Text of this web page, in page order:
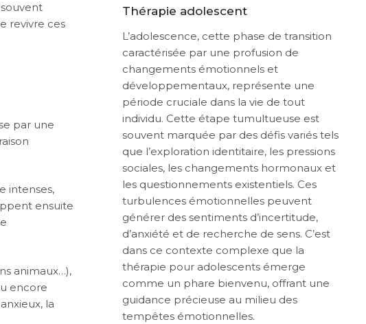
revivre ces
par une
intenses,
ensuite
animaux…),
encore
la
Thérapie adolescent
L’adolescence, cette phase de transition
caractérisée par une profusion de
changements émotionnels et
développementaux, représente une
période cruciale dans la vie de tout
individu. Cette étape tumultueuse est
souvent marquée par des défis variés tels
que l’exploration identitaire, les pressions
sociales, les changements hormonaux et
les questionnements existentiels. Ces
turbulences émotionnelles peuvent
générer des sentiments d’incertitude,
d’anxiété et de recherche de sens. C’est
dans ce contexte complexe que la
thérapie pour adolescents émerge
comme un phare bienvenu, offrant une
guidance précieuse au milieu des
tempêtes émotionnelles.